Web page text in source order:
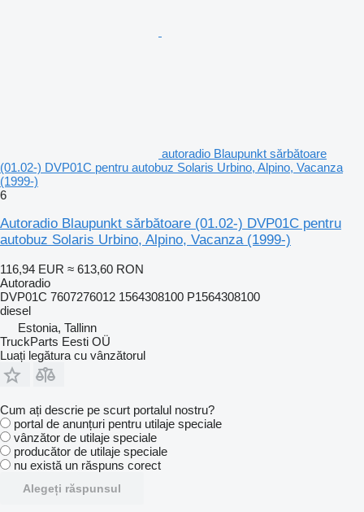
autoradio Blaupunkt sărbătoare
(01.02-) DVP01C pentru autobuz Solaris Urbino, Alpino, Vacanza
(1999-)
6
Autoradio Blaupunkt sărbătoare (01.02-) DVP01C pentru
autobuz Solaris Urbino, Alpino, Vacanza (1999-)
116,94 EUR ≈ 613,60 RON
Autoradio
DVP01C 7607276012 1564308100 P1564308100
diesel
Estonia, Tallinn
TruckParts Eesti OÜ
Luați legătura cu vânzătorul
Cum ați descrie pe scurt portalul nostru?
portal de anunțuri pentru utilaje speciale
vânzător de utilaje speciale
producător de utilaje speciale
nu există un răspuns corect
Alegeți răspunsul